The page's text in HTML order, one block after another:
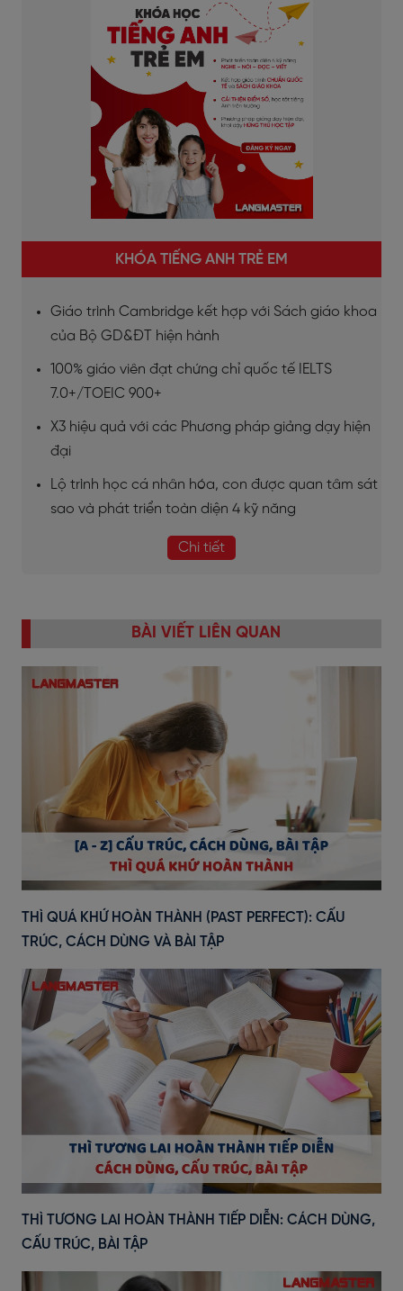
KHÓA TIẾNG ANH TRẺ EM
Giáo trình Cambridge kết hợp với Sách giáo khoa
của Bộ GD&ĐT hiện hành
100% giáo viên đạt chứng chỉ quốc tế IELTS
7.0+/TOEIC 900+
X3 hiệu quả với các Phương pháp giảng dạy hiện
đại
Lộ trình học cá nhân hóa, con được quan tâm sát
sao và phát triển toàn diện 4 kỹ năng
Chi tiết
BÀI VIẾT LIÊN QUAN
THÌ QUÁ KHỨ HOÀN THÀNH (PAST PERFECT): CẤU
TRÚC, CÁCH DÙNG VÀ BÀI TẬP
THÌ TƯƠNG LAI HOÀN THÀNH TIẾP DIỄN: CÁCH DÙNG,
CẤU TRÚC, BÀI TẬP